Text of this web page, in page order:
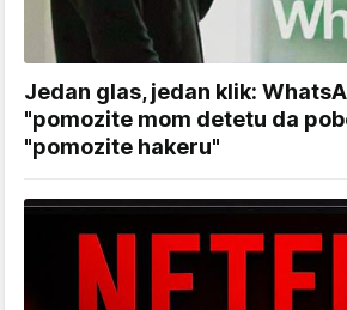
Jedan glas, jedan klik:
"pomozite mom detetu da
"pomozite hakeru"